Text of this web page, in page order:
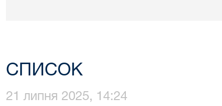
СПИСОК
21 липня 2025, 14:24